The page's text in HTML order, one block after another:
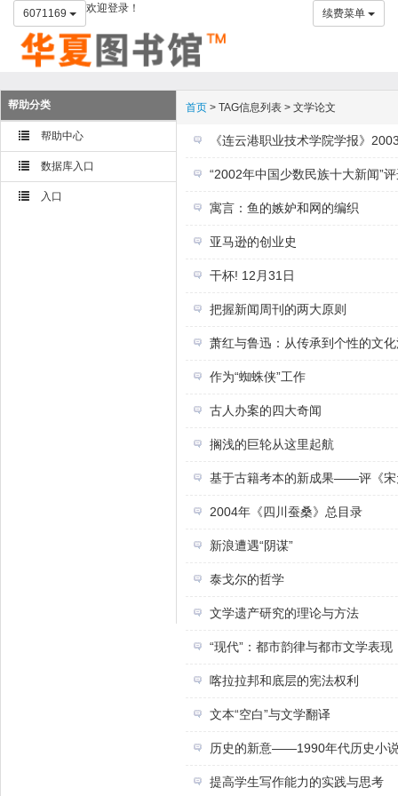
6071169 欢迎登录！ 续费菜单
帮助分类
帮助中心
数据库入口
入口
首页 > TAG信息列表 > 文学论文
《连云港职业技术学院学报》
“2002年中国少数民族十大新闻”
寓言：鱼的嫉妒和网的编织
亚马逊的创业史
干杯! 12月31日
把握新闻周刊的两大原则
萧红与鲁迅：从传承到个性的文
作为“蜘蛛侠”工作
古人办案的四大奇闻
搁浅的巨轮从这里起航
基于古籍考本的新成果——评《宋
2004年《四川蚕桑》总目录
新浪遭遇“阴谋”
泰戈尔的哲学
文学遗产研究的理论与方法
“现代”：都市韵律与都市文学表现
喀拉拉邦和底层的宪法权利
文本“空白”与文学翻译
历史的新意——1990年代历史小
提高学生写作能力的实践与思考